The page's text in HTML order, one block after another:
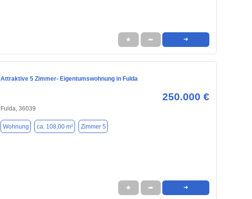
★ ➦ ➜
Attraktive 5 Zimmer- Eigentumswohnung in Fulda
250.000 €
Fulda, 36039
Wohnung ca. 108,00 m² Zimmer 5
★ ➦ ➜